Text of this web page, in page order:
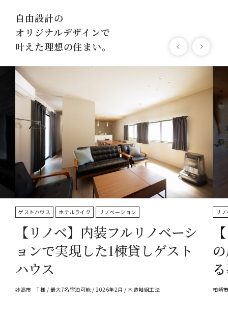
自由設計の
オリジナルデザインで
叶えた理想の住まい。
ゲストハウス ホテルライク リノベーション
【リノベ】内装フルリノベーシ
ョンで実現した1棟貸しゲスト
ハウス
妙高市 T様 / 最大7名宿泊可能 / 2026年2月 / 木造軸組工法
リ
柏崎